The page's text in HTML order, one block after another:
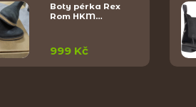
Boty pérka Rex
Rom HKM…
999 Kč